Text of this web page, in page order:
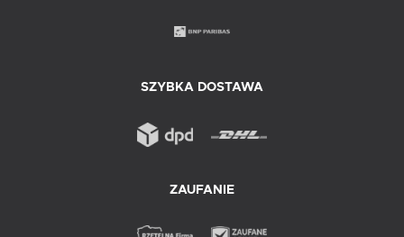
SZYBKA DOSTAWA
ZAUFANIE